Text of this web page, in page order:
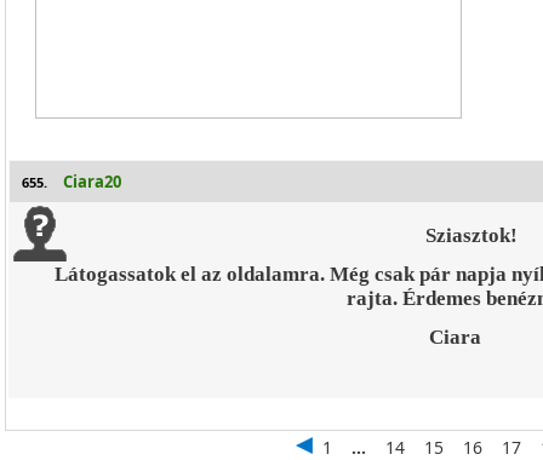
655. Ciara20
Sziasztok!
Látogassatok el az oldalamra. Még csak pár napja
rajta. Érdemes
Ciara
1 ... 14 15 16 17